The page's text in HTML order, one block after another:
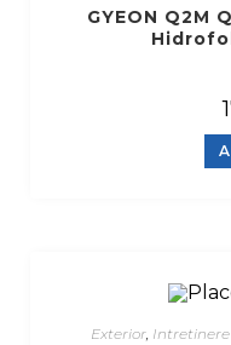
GYEON Q2M
Exterior,